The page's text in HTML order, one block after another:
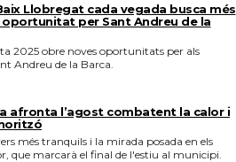
Llobregat cada vegada busca més
oportunitat per Sant Andreu de la
2025 obre noves oportunitats per als
Andreu de la Barca.
afronta l’agost combatent la calor i
més tranquils i la mirada posada en els
que marcarà el final de l'estiu al municipi.